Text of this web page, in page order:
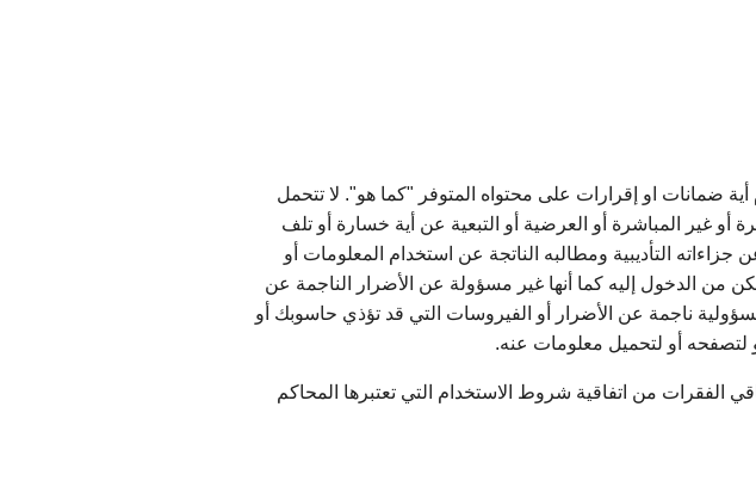
ضمانات او إقرارات على محتواه المتوفر "كما هو". لا تتحمل
غير المباشرة أو العرضية أو التبعية عن أية خسارة أو تلف
التأديبية ومطالبه الناتجة عن استخدام المعلومات أو
من الدخول إليه كما أنها غير مسؤولة عن الأضرار الناجمة عن
ناجمة عن الأضرار أو الفيروسات التي قد تؤذي حاسوبك أو
لتصفحه أو لتحميل معلومات عنه.
الفقرات من اتفاقية شروط الاستخدام التي تعتبرها المحاكم